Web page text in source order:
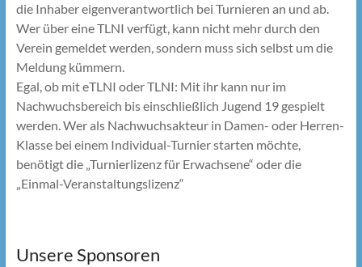
die Inhaber eigenverantwortlich bei Turnieren an und ab.
Wer über eine TLNI verfügt, kann nicht mehr durch den
Verein gemeldet werden, sondern muss sich selbst um die
Meldung kümmern.
Egal, ob mit eTLNI oder TLNI: Mit ihr kann nur im
Nachwuchsbereich bis einschließlich Jugend 19 gespielt
werden. Wer als Nachwuchsakteur in Damen- oder Herren-
Klasse bei einem Individual-Turnier starten möchte,
benötigt die „Turnierlizenz für Erwachsene“ oder die
„Einmal-Veranstaltungslizenz“
Unsere Sponsoren